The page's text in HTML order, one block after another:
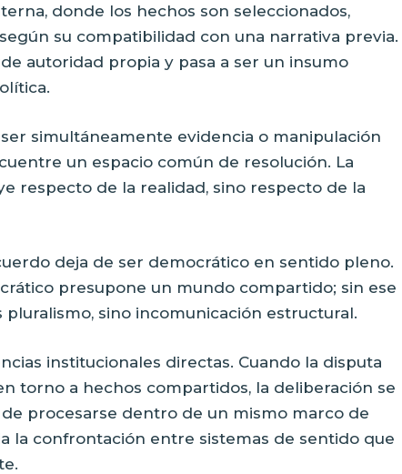
donde los hechos son seleccionados,
su compatibilidad con una narrativa previa.
autoridad propia y pasa a ser un insumo
simultáneamente evidencia o manipulación
un espacio común de resolución. La
respecto de la realidad, sino respecto de la
deja de ser democrático en sentido pleno.
presupone un mundo compartido; sin ese
pluralismo, sino incomunicación estructural.
institucionales directas. Cuando la disputa
torno a hechos compartidos, la deliberación se
procesarse dentro de un mismo marco de
la confrontación entre sistemas de sentido que